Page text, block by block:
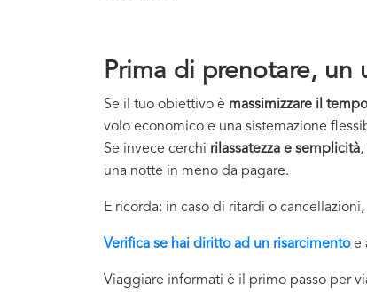
Prima di prenotare, un
Se il tuo obiettivo è massimizzare il tempo
volo economico e una sistemazione
Se invece cerchi rilassatezza e semplicità,
una notte in meno da pagare.
E ricorda: in caso di ritardi o
Verifica se hai diritto ad un risarcimento e
Viaggiare informati è il primo passo per